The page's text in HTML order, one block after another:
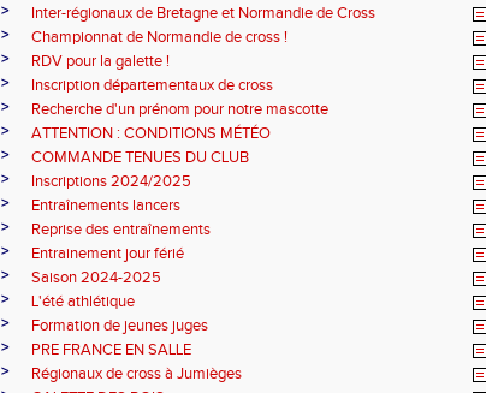
>
Inter-régionaux de Bretagne et Normandie de Cross
>
Championnat de Normandie de cross !
>
RDV pour la galette !
>
Inscription départementaux de cross
>
Recherche d'un prénom pour notre mascotte
>
ATTENTION : CONDITIONS MÉTÉO
>
COMMANDE TENUES DU CLUB
>
Inscriptions 2024/2025
>
Entraînements lancers
>
Reprise des entraînements
>
Entrainement jour férié
>
Saison 2024-2025
>
L'été athlétique
>
Formation de jeunes juges
>
PRE FRANCE EN SALLE
>
Régionaux de cross à Jumièges